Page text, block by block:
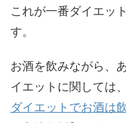
これが一番ダイエッ
す。
お酒を飲みながら、
イエットに関しては
ダイエットでお酒は